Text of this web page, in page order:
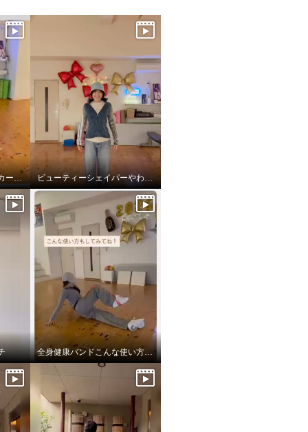
フロウストレッチスニーカー新色 ビューティーシェイパーやわらかフィット
全身健康バンドこんな使い方もしてみてね！